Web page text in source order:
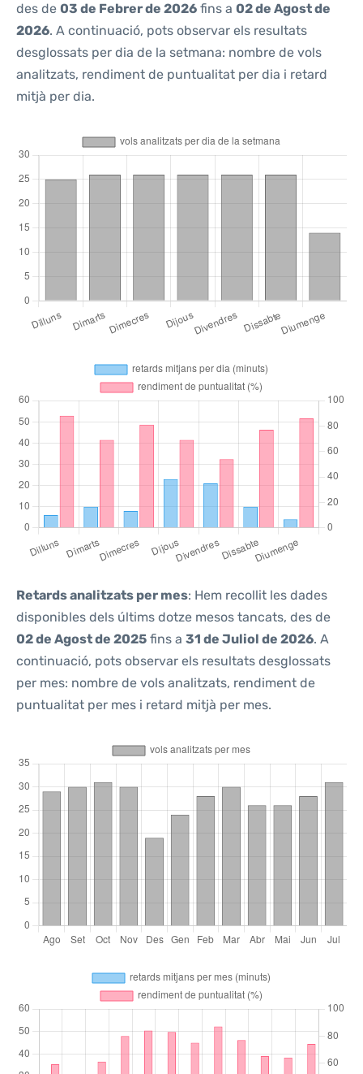
des de 03 de Febrer de 2026 fins a 02 de Agost de
2026. A continuació, pots observar els resultats
desglossats per dia de la setmana: nombre de vols
analitzats, rendiment de puntualitat per dia i retard
mitjà per dia.
Retards analitzats per mes: Hem recollit les dades
disponibles dels últims dotze mesos tancats, des de
02 de Agost de 2025 fins a 31 de Juliol de 2026. A
continuació, pots observar els resultats desglossats
per mes: nombre de vols analitzats, rendiment de
puntualitat per mes i retard mitjà per mes.